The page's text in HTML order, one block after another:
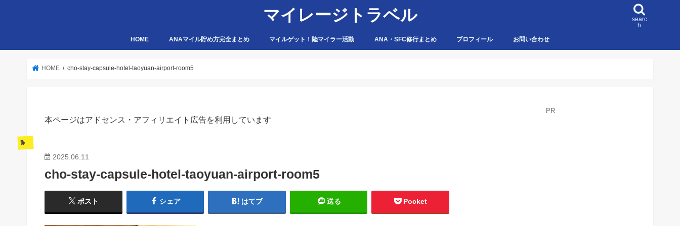
マイレージトラベル
searc
h
HOME ANAマイル貯め方完全まとめ マイルゲット！陸マイラー活動 ANA・SFC修行まとめ プロフィール お問い合わせ
HOME cho-stay-capsule-hotel-taoyuan-airport-room5
本ページはアドセンス・アフィリエイト広告を利用しています
2025.06.11
cho-stay-capsule-hotel-taoyuan-airport-room5
ポスト シェア はてブ 送る Pocket
PR